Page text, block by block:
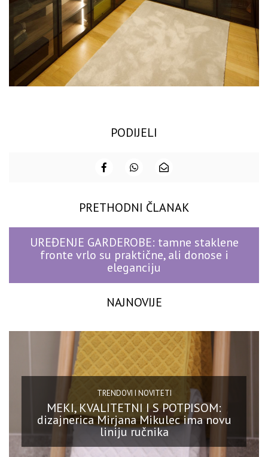
PODIJELI
PRETHODNI ČLANAK
UREĐENJE GARDEROBE: tamne staklene
fronte vrlo su praktične, ali donose i
eleganciju
NAJNOVIJE
TRENDOVI I NOVITETI
MEKI, KVALITETNI I S POTPISOM:
dizajnerica Mirjana Mikulec ima novu
liniju ručnika